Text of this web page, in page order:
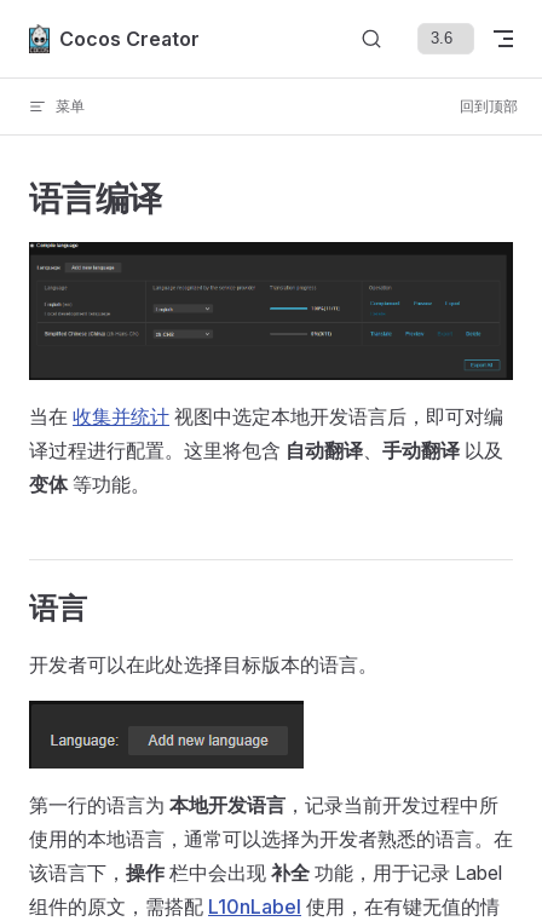
Skip to content
Cocos Creator
菜单 回到顶部
语言编译
当在 收集并统计 视图中选定本地开发语言后，即可对编
译过程进行配置。这里将包含 自动翻译、 手动翻译 以及
变体等功能。
语言
开发者可以在此处选择目标版本的语言。
第一行的语言为 本地开发语言 ，记录当前开发过程中所
使用的本地语言，通常可以选择为开发者熟悉的语言。在
该语言下， 操作 栏中会出现 补全 功能，用于记录 Label
组件的原文，需搭配 L10nLabel 使用，在有键无值的情